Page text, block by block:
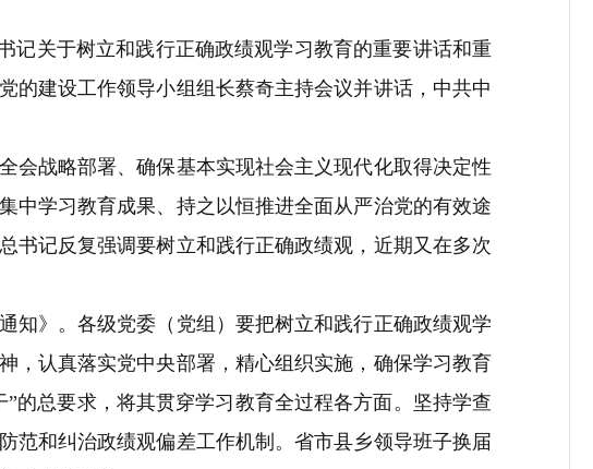
关于树立和践行正确政绩观学习教育的重要讲话和重
的建设工作领导小组组长蔡奇主持会议并讲话，中共中
战略部署、确保基本实现社会主义现代化取得决定性
中学习教育成果、持之以恒推进全面从严治党的有效途
书记反复强调要树立和践行正确政绩观，近期又在多次
》。各级党委（党组）要把树立和践行正确政绩观学
，认真落实党中央部署，精心组织实施，确保学习教育
的总要求，将其贯穿学习教育全过程各方面。坚持学查
范和纠治政绩观偏差工作机制。省市县乡领导班子换届